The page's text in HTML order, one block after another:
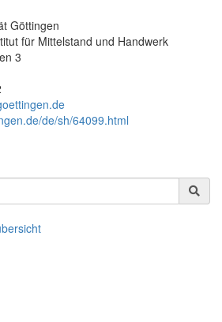
Göttingen
für Mittelstand und Handwerk
3
de/sh/64099.html